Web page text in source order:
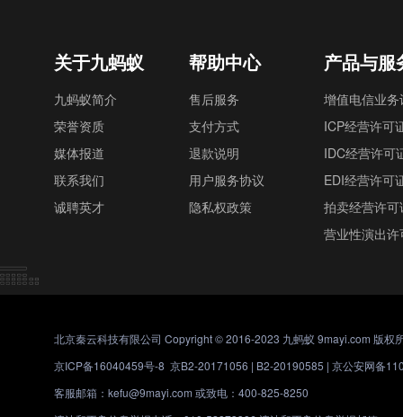
关于九蚂蚁
九蚂蚁简介
荣誉资质
媒体报道
联系我们
诚聘英才
帮助中心
售后服务
支付方式
退款说明
用户服务协议
隐私权政策
产品与服
增值电信业
ICP经营许可
IDC经营许可
EDI经营许可
拍卖经营许可
营业性演出许
北京秦云科技有限公司 Copyright © 2016-2023 九蚂蚁 9mayi.com 版权
京ICP备16040459号-8 京B2-20171056 | B2-20190585 | 京公安网备
客服邮箱：kefu@9mayi.com 或致电：400-825-8250